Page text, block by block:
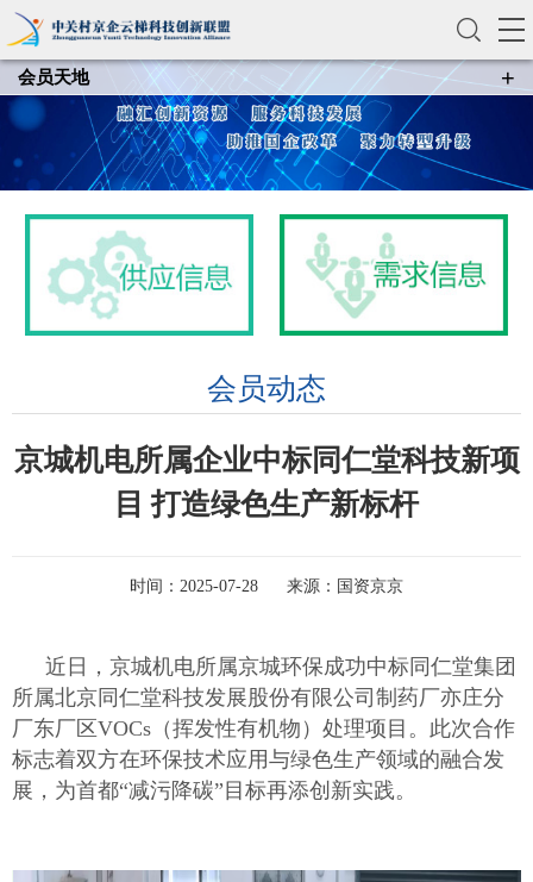
会员天地 +
会员名片
合作信息
技术产品服务
会员动态
会员动态
京城机电所属企业中标同仁堂科技新项
目 打造绿色生产新标杆
时间： 2025-07-28 来源： 国资京京
近日，京城机电所属京城环保成功中标同仁堂集团
所属北京同仁堂科技发展股份有限公司制药厂亦庄分
厂东厂区VOCs（挥发性有机物）处理项目。此次合作
标志着双方在环保技术应用与绿色生产领域的融合发
展，为首都“减污降碳”目标再添创新实践。